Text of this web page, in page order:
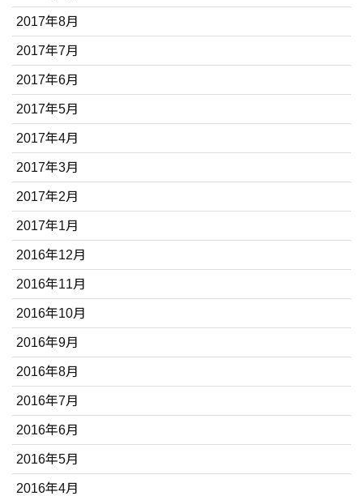
2017年8月
2017年7月
2017年6月
2017年5月
2017年4月
2017年3月
2017年2月
2017年1月
2016年12月
2016年11月
2016年10月
2016年9月
2016年8月
2016年7月
2016年6月
2016年5月
2016年4月